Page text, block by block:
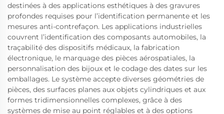
destinées à des applications esthétiques à des gravures
profondes requises pour l’identification permanente et les
mesures anti-contrefaçon. Les applications industrielles
couvrent l’identification des composants automobiles, la
traçabilité des dispositifs médicaux, la fabrication
électronique, le marquage des pièces aérospatiales, la
personnalisation des bijoux et le codage des dates sur les
emballages. Le système accepte diverses géométries de
pièces, des surfaces planes aux objets cylindriques et aux
formes tridimensionnelles complexes, grâce à des
systèmes de mise au point réglables et à des options